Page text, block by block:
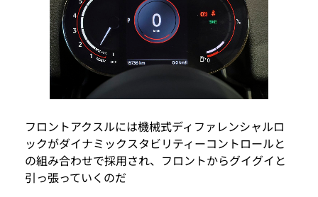
フロントアクスルには機械式ディファレンシャルロ
ックがダイナミックスタビリティーコントロールと
の組み合わせで採用され、フロントからグイグイと
引っ張っていくのだ